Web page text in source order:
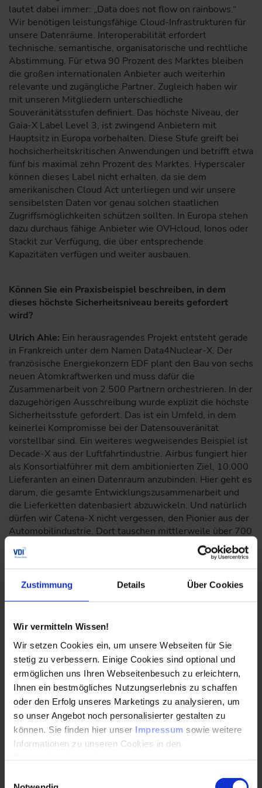
Zustimmung Details Über Cookies
Wir vermitteln Wissen!
Wir setzen Cookies ein, um unsere Webseiten für Sie
stetig zu verbessern. Einige Cookies sind optional und
ermöglichen uns Ihren Webseitenbesuch zu erleichtern,
Ihnen ein bestmögliches Nutzungserlebnis zu schaffen
oder den Erfolg unseres Marketings zu analysieren, um
so unser Angebot noch personalisierter gestalten zu
können. Sie finden hier unser Impressum sowie weitere
Informationen zu unseren Cookies in den
lautet dabei immer: „Data does not flow on rainbows.“
Wir benötigen leistungsfähige Cloud-Infrastrukturen für
unsere Datenräume. Interoperabilität erfordert
technische, semantische, organisatorische und rechtliche
Abstimmung. Für etwa 90 Prozent des Marktes bleiben
die großen internationalen Anbieter auch weiterhin
relevante und zugängliche Partner. Zugleich haben wir
mit unseren Mitgliedern unterschiedliche
Souveränitätsstufen definiert. Das höchste Niveau, der
Gaia-X Label Level 3, ist zwingend Anbietern mit
Hauptsitz in Europa vorbehalten. Diese Stufe greift bei
hochsicherheitskritischen Anwendungen und betrifft etwa
fünf bis maximal zehn Prozent des Marktes. Hyperscaler
können dieses Label nicht erhalten, da sie dem
amerikanischen Cloud Act unterliegen und wir unsere
sensibelsten Daten vor genau solchen staatlichen
Zugriffsmöglichkeiten schützen sollten. In Europa stehen
dazu durchaus fähige Anbieter wie OVHcloud, Ionos oder
Stackit zur Verfügung, die über entsprechende
Kapazitäten verfügen und weiter ausbauen.
Können Sie ein Praxisbeispiel beschreiben, in dem
dieses höchste Sicherheitsniveau bereits gefordert
wird?
Ulrich Ahle: Ein herausragendes Projekt entsteht gerade
in Frankreich unter dem Namen Data4Nuclear-X. Der
französische Energiekonzern EDF plant den Bau von sechs
neuen Atomkraftwerken und muss dafür die
Zusammenarbeit von 2.500 Partnern orchestrieren. In der
dazugehörigen Ausschreibung wurde explizit die höchste
Sicherheitsstufe gefordert. Das ist ein Umfeld, in dem
keinerlei Kompromisse bei der Datensouveränität
vorstellbar sind. Ein weiteres wegweisendes Beispiel ist
Decade-X aus der Luftfahrtindustrie. Airbus fungiert hier
als Konsortialführer mit dem ambitionierten Ziel, 10.000
Lieferanten an einen Datenraum anzubinden. Hier geht es
darum, die gesamte Entwicklungszusammenarbeit und
die Lieferketten datenbasiert abzuwickeln. Und natürlich
dürfen wir Catena-X nicht vergessen, den Pionier aus der
Automobilindustrie. Dort tauschen mittlerweile über 700
Firmen operative Daten aus und verzeichnen greifbare
Prozessverbesserungen.
Wenn Airbus 10.000 Lieferanten anbinden will,
sprechen wir zwangsläufig über viele mittelständische
haben oft nicht die IT-Ressourcen für komplexe
Integrationsprojekte. Wie lässt sich verhindern, dass
diese Unternehmen den Anschluss verlieren?
Ulrich Ahle:Das ist in der Tat eine der größten
Herausforderungen. Ein spezialisierter Zulieferer kann
sich keine ressourcenstarke IT-Abteilung leisten, die
fortlaufend Schnittstellen programmiert. Genau deshalb
ist das automatisierte Onboarding so erfolgskritisch.
Teilnehmer müssen sich nur ein einziges Mal an den
vergleichen ist das mit dem USB-C-Anschluss beim